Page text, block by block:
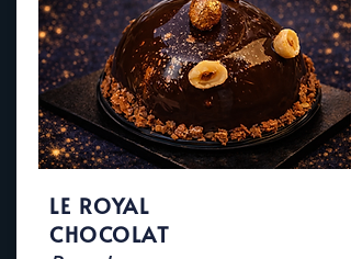
LE ROYAL
CHOCOLAT